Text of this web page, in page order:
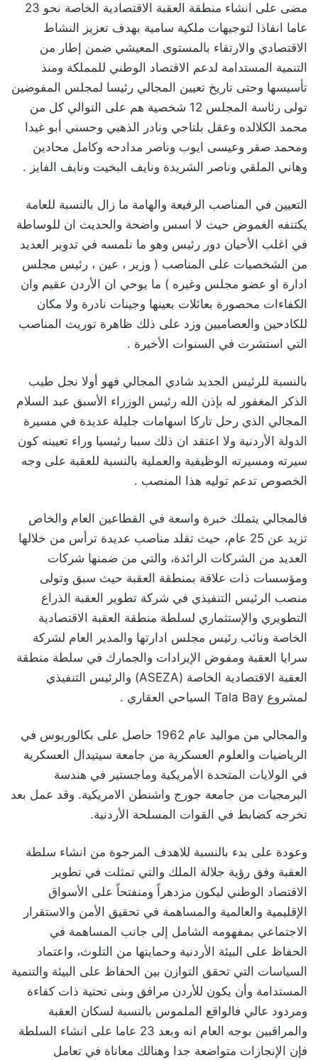
مضى على انشاء منطقة العقبة الاقتصادية الخاصة نحو 23
عاما انفاذا لتوجيهات ملكية سامية بهدف تعزيز النشاط
الاقتصادي والارتقاء بالمستوى المعيشي ضمن إطار من
التنمية المستدامة لدعم الاقتصاد الوطني للمملكة ومنذ
تأسيسها وحتى تاريخ تعيين المجالي رئيسا لمجلس المفوضين
تولى رئاسة المجلس 12 شخصية هم على التوالي كل من
محمد الكلالده وعقل بلتاجي ونادر الذهبي وحسني أبو غيدا
ومحمد صقر وعيسى ايوب وناصر مدادحه وكامل محادين
وهاني الملقي وناصر الشريدة ونايف البخيت ونايف الفايز .
التعيين في المناصب الرفيعة والهامة ما زال بالنسبة للعامة
يكتنفه الغموض حيث لا اسس واضحة والحديث ان للوساطة
في اغلب الأحيان دور رئيس وهو ما نلمسه في تدوير العديد
من الشخصيات على المناصب ( وزير ، عين ، رئيس مجلس
ادارة او عضو مجلس وغيره ) ما يوحي ان الأردن عقيم وان
الكفاءات محصورة بعائلات بعينها وجينات نادرة ولا مكان
للكادحين والعصاميين وزد على ذلك ظاهرة توريث المناصب
التي استشرت في السنوات الأخيرة .
بالنسبة للرئيس الجديد شادي المجالي فهو أولا نجل طيب
الذكر المغفور له بإذن الله رئيس الوزراء الأسبق عبد السلام
المجالي الذي رحل تاركا اسهامات جليلة عديدة في مسيرة
الدولة الأردنية ولا اعتقد ان ذلك سببا رئيسيا وراء تعيينه كون
سيرته ومسيرته الوظيفية والعملية بالنسبة للعقبة على وجه
الخصوص تدعم توليه هذا المنصب .
فالمجالي يتملك خبرة واسعة في القطاعين العام والخاص
تزيد عن 25 عام، حيث تقلد مناصب عديدة ترأس من خلالها
العديد من الشركات الرائدة، والتي من ضمنها شركات
ومؤسسات ذات علاقة بمنطقة العقبة حيث سبق وتولى
منصب الرئيس التنفيذي في شركة تطوير العقبة الذراع
التطويري والإستثماري لسلطة منطقة العقبة الاقتصادية
الخاصة ونائب رئيس مجلس ادارتها والمدير العام لشركة
سرايا العقبة ومفوض الإيرادات والجمارك في سلطة منطقة
العقبة الاقتصادية الخاصة (ASEZA) والرئيس التنفيذي
لمشروع Tala Bay السياحي العقاري .
والمجالي من مواليد عام 1962 حاصل على بكالوريوس في
الرياضيات والعلوم العسكرية من جامعة سيتيدال العسكرية
في الولايات المتحدة الأمريكية وماجستير في هندسة
البرمجيات من جامعة جورج واشنطن الامريكية. وقد عمل بعد
تخرجه كضابط في القوات المسلحة الأردنية.
وعودة على بدء بالنسبة للاهدف المرجوة من انشاء سلطة
العقبة وفق رؤية جلالة الملك والتي تمثلت في تطوير
الاقتصاد الوطني ليكون مزدهراً ومنفتحاً على الأسواق
الإقليمية والعالمية والمساهمة في تحقيق الأمن والاستقرار
الاجتماعي بمفهومه الشامل إلى جانب المساهمة في
الحفاظ على البيئة الأردنية وحمايتها من التلوث، واعتماد
السياسات التي تحقق التوازن بين الحفاظ على البيئة والتنمية
المستدامة وأن يكون للأردن مرافق وبنى تحتية ذات كفاءة
ومردود عالي فالواقع الملموس بالنسبة لسكان العقبة
والمراقبين بوجه العام انه وبعد 23 عاما على انشاء السلطة
فإن الإنجازات متواضعة جدا وهنالك معاناة في تعامل